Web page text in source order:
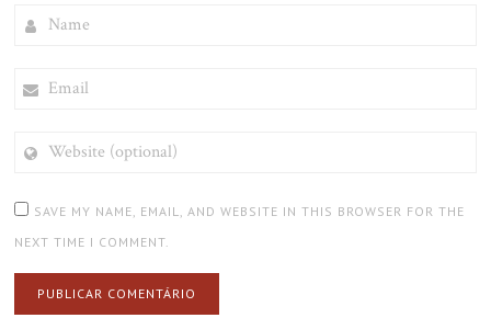
(OPTIONAL)
SAVE MY NAME, EMAIL, AND WEBSITE IN THIS BROWSER FOR THE
NEXT TIME I COMMENT.